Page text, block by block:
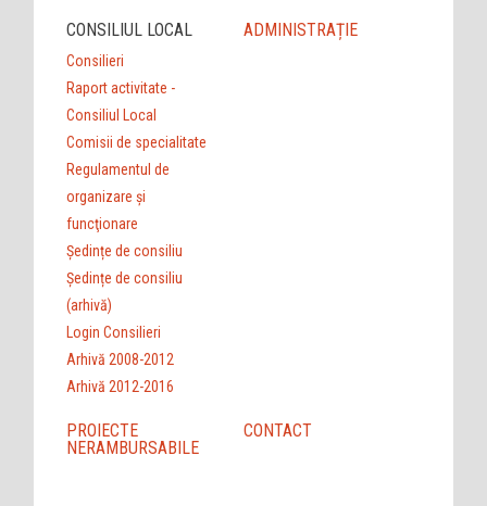
CONSILIUL LOCAL
Consilieri
Raport activitate -
Consiliul Local
Comisii de specialitate
Regulamentul de
organizare şi
funcţionare
Ședințe de consiliu
Ședințe de consiliu
(arhivă)
Login Consilieri
Arhivă 2008-2012
Arhivă 2012-2016
ADMINISTRAȚIE
PROIECTE
NERAMBURSABILE
CONTACT